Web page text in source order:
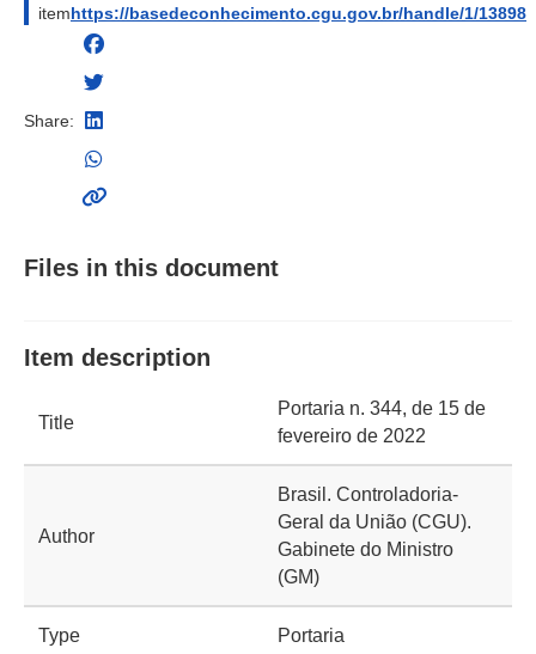
itemhttps://basedeconhecimento.cgu.gov.br/handle/1/13898
Share:
Files in this document
Item description
Title
Portaria n. 344, de 15 de
fevereiro de 2022
Author
Brasil. Controladoria-
Geral da União (CGU).
Gabinete do Ministro
(GM)
Type Portaria